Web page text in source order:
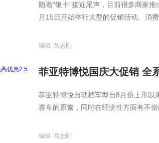
随着“银十”接近尾声，目前很多商家
月15日开始举行大型的促销活动。消费
编辑 :岳志刚
菲亚特博悦国庆大促销 全
菲亚特博悦自动档车型自8月份上市以
赛车的原素，同时在经济性方面有不
编辑 :岳志刚